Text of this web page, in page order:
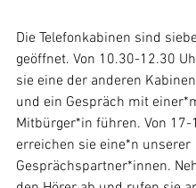
Die Telefonkabinen sind
geöffnet. Von 10.30-12.30
sie eine der anderen
und ein Gespräch mit
Mitbürger*in führen. Von 17-
erreichen sie eine*n unserer
Gesprächspartner*innen.